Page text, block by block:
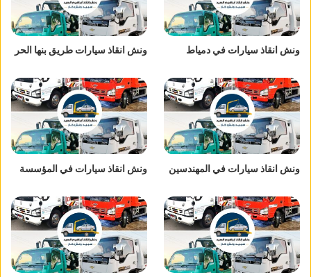
ونش انقاذ سيارات في دمياط ونش انقاذ سيارات طريق بنها الحر
ونش انقاذ سيارات في المهندسين ونش انقاذ سيارات في المؤسسة